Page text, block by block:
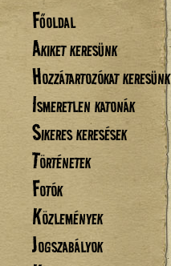
Főoldal
Akiket keresünk
Hozzátartozókat keresünk
Ismeretlen katonák
Sikeres keresések
Történetek
Fotók
Közlemények
Jogszabályok